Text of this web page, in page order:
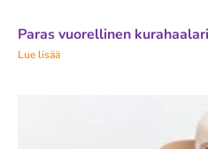
Paras vuorellinen
Lue lisää